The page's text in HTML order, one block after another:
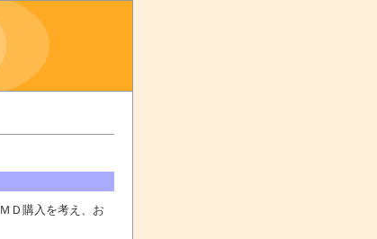
Ｄ購入を考え、お